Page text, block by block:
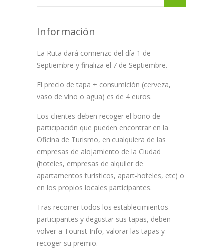
Información
La Ruta dará comienzo del día 1 de
Septiembre y finaliza el 7 de Septiembre.
El precio de tapa + consumición (cerveza,
vaso de vino o agua) es de 4 euros.
Los clientes deben recoger el bono de
participación que pueden encontrar en la
Oficina de Turismo, en cualquiera de las
empresas de alojamiento de la Ciudad
(hoteles, empresas de alquiler de
apartamentos turísticos, apart-hoteles, etc) o
en los propios locales participantes.
Tras recorrer todos los establecimientos
participantes y degustar sus tapas, deben
volver a Tourist Info, valorar las tapas y
recoger su premio.